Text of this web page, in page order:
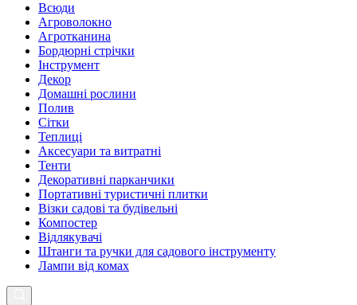
Всюди
Агроволокно
Агротканина
Бордюрні стрічки
Інструмент
Декор
Домашні рослини
Полив
Сітки
Теплиці
Аксесуари та витратні
Тенти
Декоративні парканчики
Портативні туристичні плитки
Візки садові та будівельні
Компостер
Відлякувачі
Штанги та ручки для садового інструменту
Лампи від комах